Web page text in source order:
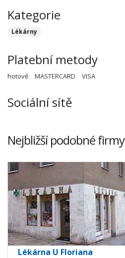
Kategorie
Lékárny
Platební metody
hotově MASTERCARD VISA
Sociální sítě
Nejbližší podobné firmy
Lékárna U Floriana